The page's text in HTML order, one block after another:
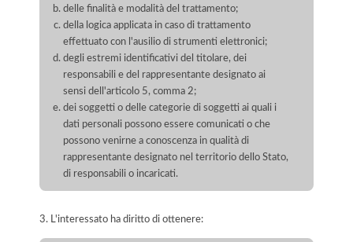
delle finalità e modalità del trattamento;
della logica applicata in caso di trattamento
effettuato con l'ausilio di strumenti elettronici;
degli estremi identificativi del titolare, dei
responsabili e del rappresentante designato ai
sensi dell'articolo 5, comma 2;
dei soggetti o delle categorie di soggetti ai quali i
dati personali possono essere comunicati o che
possono venirne a conoscenza in qualità di
rappresentante designato nel territorio dello Stato,
di responsabili o incaricati.
3. L'interessato ha diritto di ottenere: